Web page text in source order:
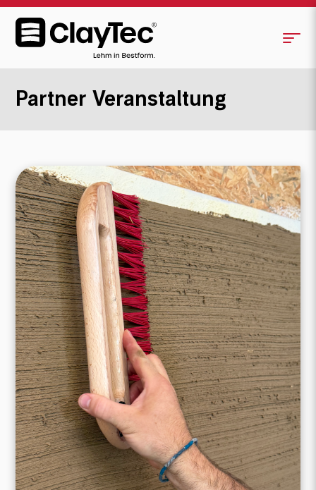
Partner Veranstaltung